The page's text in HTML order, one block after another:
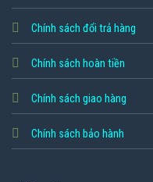
Chính sách đổi trả hàng
Chính sách hoàn tiền
Chính sách giao hàng
Chính sách bảo hành